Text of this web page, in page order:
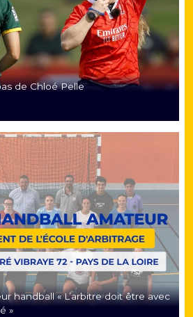
de Chloé Pelle
handball « L’arbitre doit être avec
»